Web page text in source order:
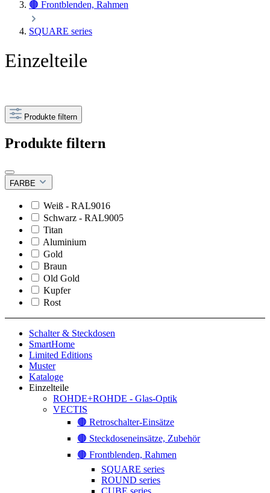
🟤 Frontblenden, Rahmen
SQUARE series
Einzelteile
Produkte filtern
Produkte filtern
FARBE
Weiß - RAL9016
Schwarz - RAL9005
Titan
Aluminium
Gold
Braun
Old Gold
Kupfer
Rost
Schalter & Steckdosen
SmartHome
Limited Editions
Muster
Kataloge
Einzelteile
ROHDE+ROHDE - Glas-Optik
VECTIS
🟤 Retroschalter-Einsätze
🟤 Steckdoseneinsätze, Zubehör
🟤 Frontblenden, Rahmen
SQUARE series
ROUND series
CUBE series